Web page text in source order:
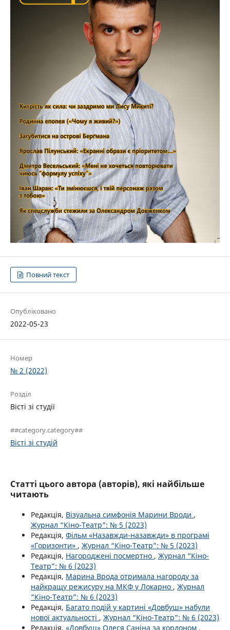
Повний текст
Опубліковано
2022-05-23
Номер
№ 2 (2022)
Розділ
Вісті зі студії
##category.category##
Вісті зі студій
Статті цього автора (авторів), які найбільше
читають
Редакція, Візуальна симфонія Марини Вроди ,
Журнал “Кіно-Театр”: № 5 (2023)
Редакція, Фільм «Назавжди-назавжди» в програмі
«Горизонти» , Журнал “Кіно-Театр”: № 5 (2023)
Редакція, Нагороджені посмертно , Журнал “Кіно-
Театр”: № 6 (2023)
Редакція, Марина Врода отримала нагороду за
найкращу режисуру на МКФ у Локарно , Журнал
“Кіно-Театр”: № 6 (2023)
Редакція, Багато подій у картині «Довбуш» набули
нової актуальності , Журнал “Кіно-Театр”: № 6 (2023)
Редакція, «Довбуш» Олеся Саніна за кордоном ,